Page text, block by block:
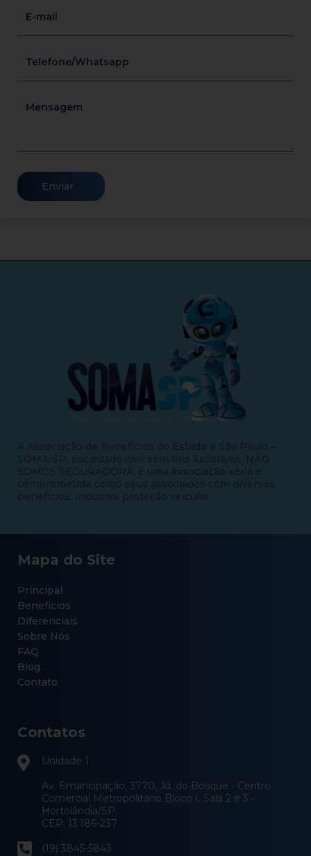
A Associação de Benefícios do Estado e São Paulo –
SOMA-SP, sociedade civil sem fins lucrativos, NÃO
SOMOS SEGURADORA, é uma associação séria e
comprometida como seus associados com diversos
benefícios, inclusive proteção veicular.
Mapa do Site
Principal
Benefícios
Diferenciais
Sobre Nós
FAQ
Blog
Contato
Contatos
Unidade 1
Av. Emancipação, 3770, Jd. do Bosque - Centro
Comercial Metropolitano Bloco I, Sala 2 e 3 -
Hortolândia/SP
CEP: 13.186-237
(19) 3845-5843